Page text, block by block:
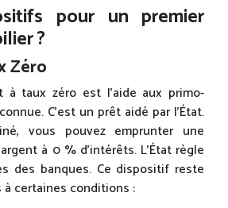
pour un premier
?
Zéro
taux zéro est l’aide aux primo-
C’est un prêt aidé par l’État.
vous pouvez emprunter une
à 0 % d’intérêts. L’État règle
des banques. Ce dispositif reste
certaines conditions :